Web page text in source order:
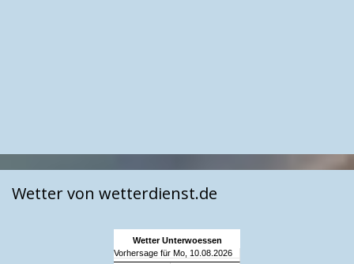
Wetter von wetterdienst.de
Wetter Unterwoessen
Vorhersage für Mo, 10.08.2026